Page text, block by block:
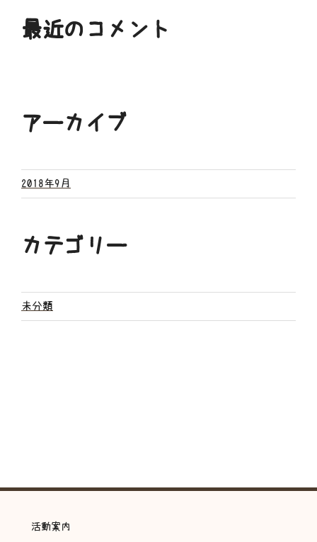
最近のコメント
アーカイブ
2018年9月
カテゴリー
未分類
活動案内